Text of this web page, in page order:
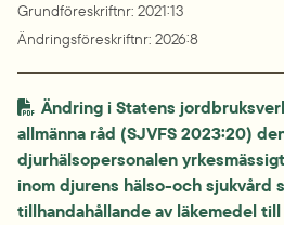
Grundföreskriftnr: 2021:13
Ändringsföreskriftnr: 2026:8
Ändring i Statens
allmänna råd (SJVFS 2023:20)
djurhälsopersonalen
inom djurens hälso-och sjukvård
tillhandahållande av läkemedel